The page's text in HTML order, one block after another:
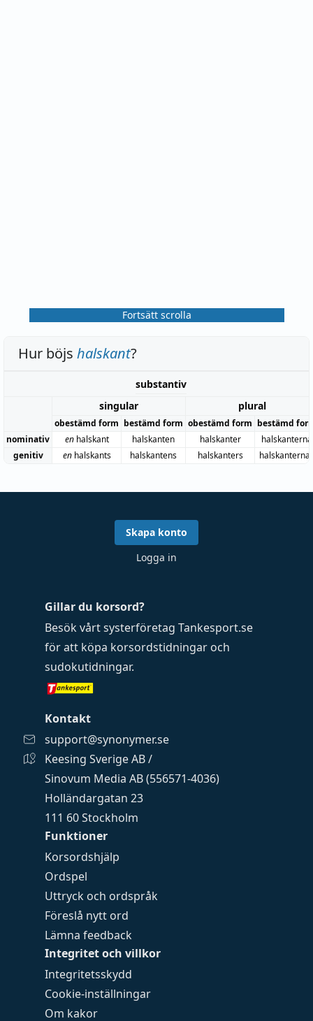
Fortsätt scrolla
Hur böjs halskant?
substantiv
singular
plural
obestämd form bestämd form obestämd form bestämd
nominativ
enhalskant halskanten halskanter
halskanterna
genitiv
enhalskants halskantens halskanters
Funktioner
Korsordshjälp
Ordspel
Uttryck och ordspråk
Föreslå nytt ord
Lämna feedback
Integritet och villkor
Integritetsskydd
Cookie-inställningar
Om kakor
Gillar du korsord?
Besök vårt systerföretag Tankesport.se
för att köpa korsordstidningar och
sudokutidningar.
Kontakt
support@synonymer.se
Keesing Sverige AB /
Sinovum Media AB (556571-4036)
Holländargatan 23
111 60 Stockholm
Skapa konto
Logga in